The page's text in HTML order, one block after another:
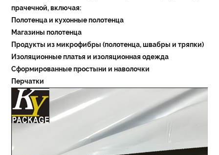
прачечной, включая:
Полотенца и кухонные полотенца
Магазины полотенца
Продукты из микрофибры (полотенца, швабры и тряпки)
Изоляционные платья и изоляционная одежда
Сформированные простыни и наволочки
Перчатки